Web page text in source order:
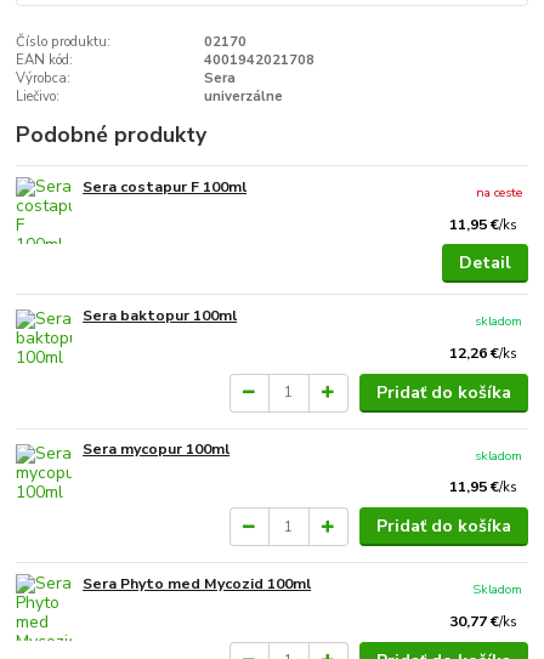
Číslo produktu:
02170
EAN kód:
4001942021708
Výrobca:
Sera
Liečivo:
univerzálne
Podobné produkty
Sera costapur F 100ml
11,95 €/ks
na ceste
Detail
Sera baktopur 100ml
12,26 €/ks
skladom
Pridať do košíka
Sera mycopur 100ml
11,95 €/ks
skladom
Pridať do košíka
Sera Phyto med Mycozid 100ml
30,77 €/ks
Skladom